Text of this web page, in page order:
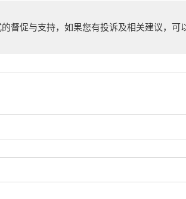
督促与支持，如果您有投诉及相关建议，可